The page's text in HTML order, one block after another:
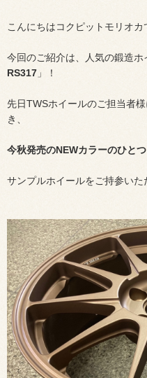
こんにちはコクピットモリオカ
今回のご紹介は、人気の鍛造ホ
RS317 」！
先日TWSホイールのご担当者
き、
今秋発売のNEWカラーのひと
サンプルホイールをご持参いた